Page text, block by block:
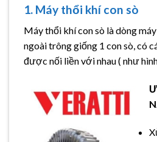
1. Máy thổi khí con sò
Máy thổi khí con sò là dòng
ngoài trông giống 1 con sò, có
được nối liền với nhau ( như